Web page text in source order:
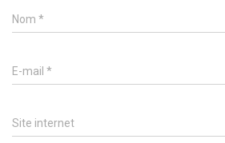
Nom *
E-mail *
Site internet